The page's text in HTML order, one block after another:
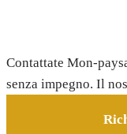
Contattate Mon-
senza impegno. Il